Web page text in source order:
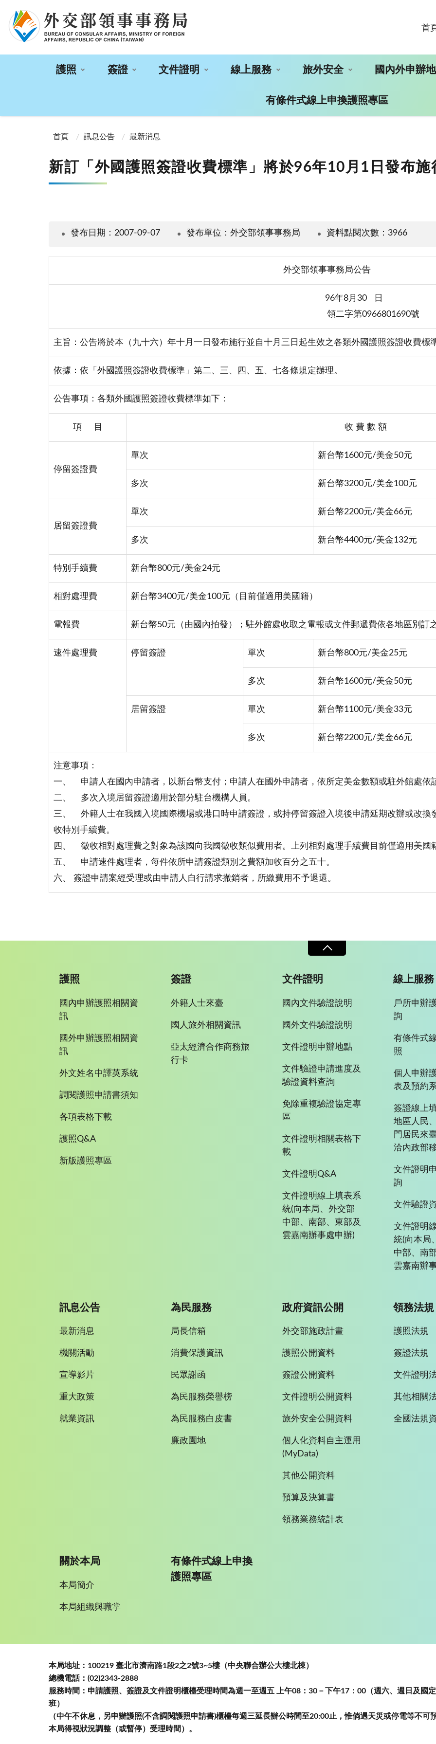
首
護照 簽證 文件證明 線上服務 旅外安全 國內外申辦
有條件式線上申換護照專區
首頁
訊息公告 最新消息
新訂「外國護照簽證收費標準」將於96年10月1日發布
發布日期：2007-09-07 發布單位：外交部領事事務局 資料點閱次數：3966
外交部領事事務局公告
96年8月30
領二字第0966801690號
主旨：公告將於本（九十六）年十月一日 發布施行並自十月三日 起生效之各類外國護照簽證收費標
依據：依「外國護照簽證收費標準」第二、三、四、五、七各條規定辦理。
公告事項：各類外國護照簽證收費標準如下：
項 目 收 費 數 額
停留簽證費
單次 新台幣1600元/美金50元
多次 新台幣3200元/美金100元
居留簽證費
單次 新台幣2200元/美金66元
多次 新台幣4400元/美金132元
特別手續費 新台幣800元/美金24元
相對處理費 新台幣3400元/美金100元（目前僅適用美國籍）
電報費 新台幣50元（由國內拍發）；駐外館處收取之電報或文件郵遞費依各地區別訂
速件處理費 停留簽證 單次 新台幣800元/美金25元
多次 新台幣1600元/美金50元
居留簽證 單次 新台幣1100元/美金33元
多次 新台幣2200元/美金66元
注意事項：
一、 申請人在國內申請者，以新台幣支付；申請人在國外申請者，依所定美金數額或駐外館處依
二、 多次入境居留簽證適用於部分駐台機構人員。
三、 外籍人士在我國入境國際機場或港口時申請簽證，或持停留簽證入境後申請延期改辦或改換
收特別手續費。
四、 徵收相對處理費之對象為該國向我國徵收類似費用者。上列相對處理手續費目前僅適用美國
五、 申請速件處理者，每件依所申請簽證類別之費額加收百分之五十。
六、 簽證申請案經受理或由申請人自行請求撤銷者，所繳費用不予退還。
護照
國內申辦護照相關資
訊
國外申辦護照相關資
訊
外文姓名中譯英系統
調閱護照申請書須知
各項表格下載
護照Q&A
新版護照專區
簽證
外籍人士來臺
國人旅外相關資訊
亞太經濟合作商務旅
行卡
文件證明
國內文件驗證說明
國外文件驗證說明
文件證明申辦地點
文件驗證申請進度及
驗證資料查詢
免除重複驗證協定專
區
文件證明相關表格下
載
文件證明Q&A
文件證明線上填表系
統(向本局、外交部
中部、南部、東部及
雲嘉南辦事處申辦)
線上服務
戶所申辦
詢
有條件式
照
個人申辦
表及預約
簽證線上
地區人民
門居民來
洽內政部
文件證明
詢
文件驗證
文件證明
統(向本局
中部、南
雲嘉南辦
訊息公告
最新消息
機關活動
宣導影片
重大政策
就業資訊
為民服務
局長信箱
消費保護資訊
民眾謝函
為民服務榮譽榜
為民服務白皮書
廉政園地
政府資訊公開
外交部施政計畫
護照公開資料
簽證公開資料
文件證明公開資料
旅外安全公開資料
個人化資料自主運用
(MyData)
其他公開資料
預算及決算書
領務業務統計表
領務法規
護照法規
簽證法規
文件證明
其他相關
全國法規
關於本局
本局簡介
本局組織與職掌
有條件式線上申換
護照專區
本局地址：100219 臺北市濟南路1段2之2號3~5樓（中央聯合辦公大樓北棟）
總機電話：(02)2343-2888
服務時間：申請護照、簽證及文件證明櫃檯受理時間為週一至週五 上午08：30－下午17：00（週六、週日及國
班）
（中午不休息，另申辦護照(不含調閱護照申請書)櫃檯每週三延長辦公時間至20:00止，惟倘遇天災或停電等不可
本局得視狀況調整（或暫停）受理時間）。